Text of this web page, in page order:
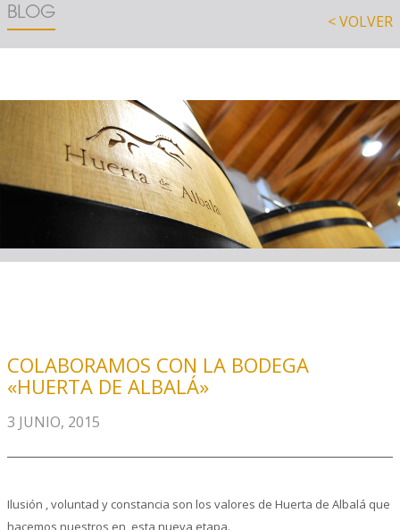
BLOG < VOLVER
COLABORAMOS CON LA BODEGA
«HUERTA DE ALBALÁ»
3 JUNIO, 2015
Ilusión , voluntad y constancia son los valores de Huerta de Albalá que
hacemos nuestros en esta nueva etapa.